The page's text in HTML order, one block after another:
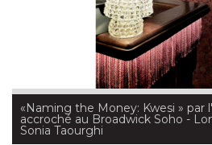
«Naming the Money: Kwesi » par
accroché au Broadwick Soho -
Sonia Taourghi